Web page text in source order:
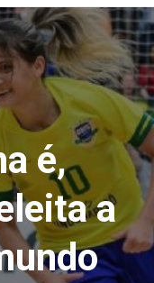
é,
a